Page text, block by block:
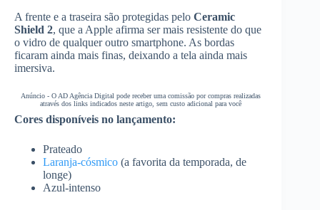
A frente e a traseira são protegidas pelo Ceramic
Shield 2, que a Apple afirma ser mais resistente do que
o vidro de qualquer outro smartphone. As bordas
ficaram ainda mais finas, deixando a tela ainda mais
imersiva.
Anúncio - O AD Agência Digital pode receber uma comissão por compras realizadas
através dos links indicados neste artigo, sem custo adicional para você
Cores disponíveis no lançamento:
Prateado
Laranja-cósmico (a favorita da temporada, de
longe)
Azul-intenso